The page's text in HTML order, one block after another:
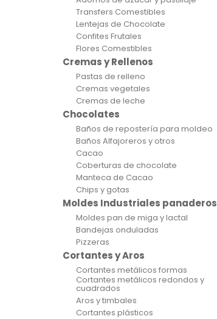
Transfers Comestibles
Lentejas de Chocolate
Confites Frutales
Flores Comestibles
Cremas y Rellenos
Pastas de relleno
Cremas vegetales
Cremas de leche
Chocolates
Baños de repostería para moldeo
Baños Alfajoreros y otros
Cacao
Coberturas de chocolate
Manteca de Cacao
Chips y gotas
Moldes Industriales panaderos
Moldes pan de miga y lactal
Bandejas onduladas
Pizzeras
Cortantes y Aros
Cortantes metálicos formas
Cortantes metálicos redondos y
cuadrados
Aros y timbales
Cortantes plásticos